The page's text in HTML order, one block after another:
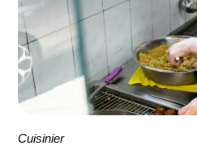
Cuisinier